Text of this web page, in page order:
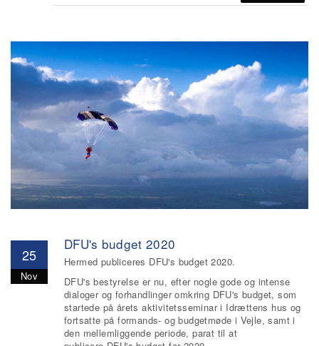
25
Nov
DFU's budget 2020
Hermed publiceres DFU's budget 2020.
DFU's bestyrelse er nu, efter nogle gode og intense
dialoger og forhandlinger omkring DFU's budget, som
startede på årets aktivitetsseminar i Idrættens hus og
fortsatte på formands- og budgetmøde i Vejle, samt i
den mellemliggende periode, parat til at